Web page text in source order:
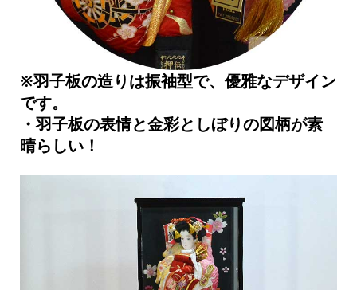
※羽子板の造りは振袖型で、優雅なデザイン
です。
・羽子板の表情と金彩としぼりの図柄が素
晴らしい！